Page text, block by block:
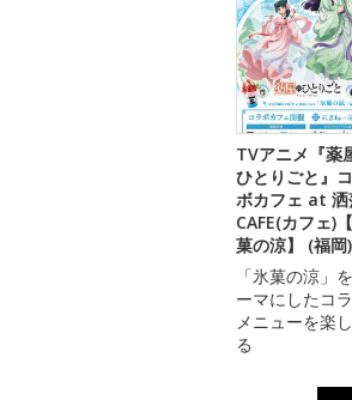
TVアニメ『薬
ひとりごと』
ボカフェ at 洒
CAFE(カフェ)
菓の涼】 (福岡)
「氷菓の涼」
ーマにしたコ
メニューを楽
る